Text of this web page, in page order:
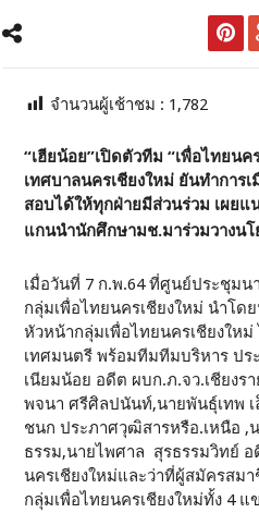
จำนวนผู้เช้าชม : 1,782
“เฮียน้อย”เปิดตัวทีม “เพื่อไทยนค
เทศบาลนครเชียงใหม่ ยันทำการ
สอบได้ให้ทุกฝ่ายมีส่วนร่วม เผย
แกนนำนักศึกษามช.มาร่วมวางนโ
เมื่อวันที่ 7 ก.พ.64 ที่ศูนย์ประชุม
กลุ่มเพื่อไทยนครเชียงใหม่ นำโด
หัวหน้ากลุ่มเพื่อไทยนครเชียงให
เทศมนตรี พร้อมทีมทีมบริหาร ป
เนียมน้อย อดีต ผบก.ภ.จว.เชียงร
พจนา ศรีศิลปนันท์,นายพันธุ์เทพ
ชนก ประภาศวุฒิสารหรือ.เหนือ ,
ธรรม,นายไพศาล สุรธรรมวิทย์
นครเชียงใหม่และว่าที่ผู้สมัครสม
กลุ่มเพื่อไทยนครเชียงใหม่ทั้ง 4